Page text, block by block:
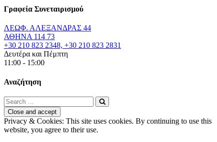
Γραφεία Συνεταιρισμού
ΛΕΩΦ. ΑΛΕΞΑΝΔΡΑΣ 44
ΑΘΗΝΑ 114 73
+30 210 823 2348, +30 210 823 2831
Δευτέρα και Πέμπτη
11:00 - 15:00
Αναζήτηση
Privacy & Cookies: This site uses cookies. By continuing to use this
website, you agree to their use.